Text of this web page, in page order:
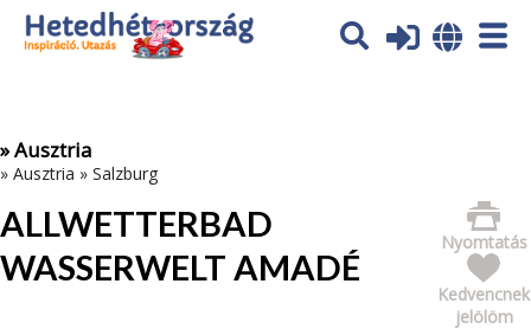
Az oldal sütiket (cookies) használ. További tájékoztatás itt:
Adatvédelmi tájékoztató
» Ausztria
» Ausztria » Salzburg
ALLWETTERBAD
WASSERWELT AMADÉ
Nyomtatás
Kedvencnek
jelölöm